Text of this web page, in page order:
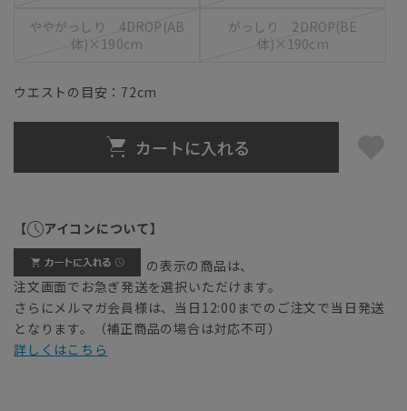
ややがっしり 4DROP(AB
体)×190cm
がっしり 2DROP(BE
体)×190cm
ウエストの目安： 72cm
カートに入れる
【 アイコンについて】
の表示の商品は、
注文画面でお急ぎ発送を選択いただけます。
さらにメルマガ会員様は、当日12:00までのご注文で当日発送
となります。（補正商品の場合は対応不可）
詳しくはこちら